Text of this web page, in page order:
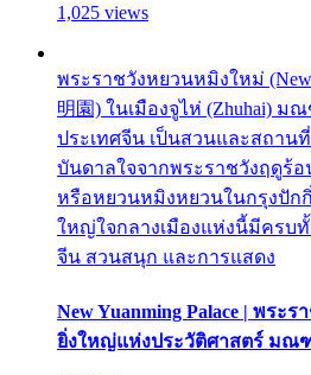
1,025 views
พระราชวังหยวนหมิงใหม่ (New
明園) ในเมืองจูไห่ (Zhuhai) ม
ประเทศจีน เป็นสวนและสถาน
บันดาลใจจากพระราชวังฤดูร้อน
หรือหยวนหมิงหยวนในกรุงปัก
ใหญ่ใจกลางเมืองแห่งนี้มีครบ
จีน สวนสนุก และการแสดง
New Yuanming Palace | พระ
ยิ่งใหญ่แห่งประวัติศาสตร์ มณ